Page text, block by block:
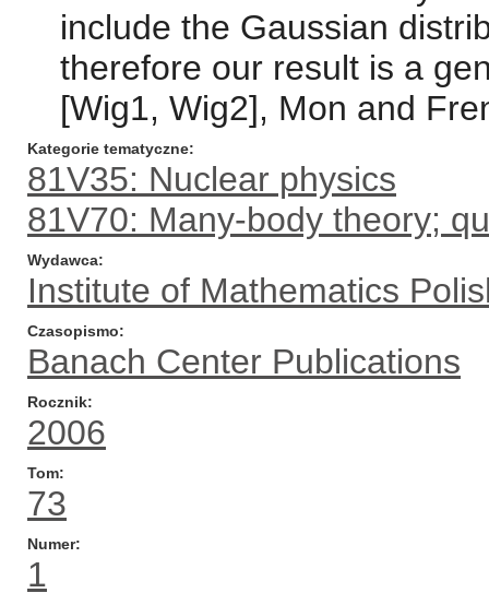
include the Gaussian
therefore our result is a
[Wig1, Wig2], Mon and
Kategorie tematyczne
81V35: Nuclear physics
81V70: Many-body theory;
Wydawca
Institute of Mathematics
Czasopismo
Banach Center Publications
Rocznik
2006
Tom
73
Numer
1